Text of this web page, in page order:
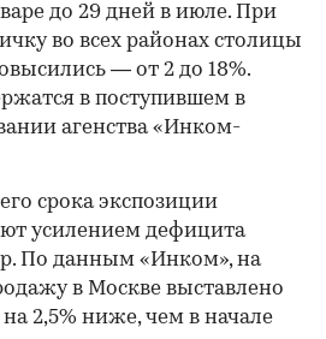
до 29 дней в июле. При
во всех районах столицы
— от 2 до 18%.
в поступившем в
агенства «Инком-
срока экспозиции
усилением дефицита
По данным «Инком», на
в Москве выставлено
на 2,5% ниже, чем в начале